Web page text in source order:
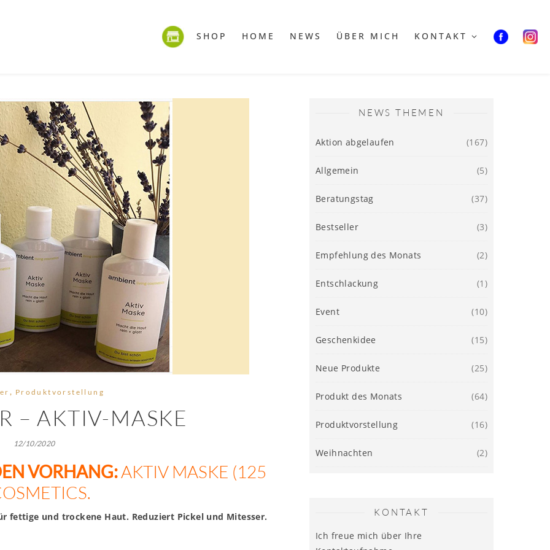
SHOP HOME NEWS ÜBER MICH KONTAKT
, Produktvorstellung
– AKTIV-MASKE
12/10/2020
VORHANG:AKTIV MASKE (125
fettige und trockene Haut. Reduziert Pickel und Mitesser.
NEWS THEMEN
Aktion abgelaufen (167)
Allgemein (5)
Beratungstag (37)
Bestseller (3)
Empfehlung des Monats (2)
Entschlackung (1)
Event (10)
Geschenkidee (15)
Neue Produkte (25)
Produkt des Monats (64)
Produktvorstellung (16)
Weihnachten (2)
KONTAKT
Ich freue mich über Ihre